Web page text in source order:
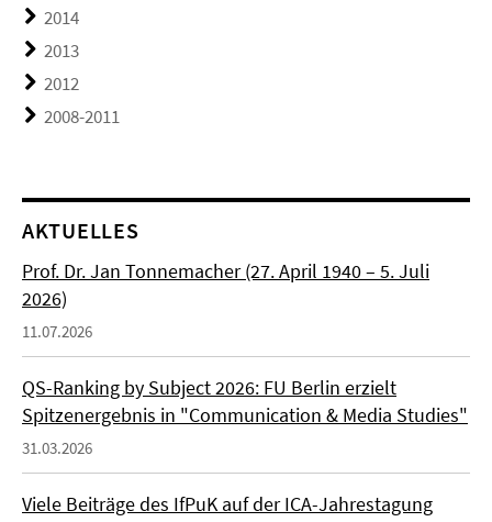
2014
2013
2012
2008-2011
AKTUELLES
Prof. Dr. Jan Tonnemacher (27. April 1940 – 5. Juli
2026)
11.07.2026
QS-Ranking by Subject 2026: FU Berlin erzielt
Spitzenergebnis in "Communication & Media Studies"
31.03.2026
Viele Beiträge des IfPuK auf der ICA-Jahrestagung